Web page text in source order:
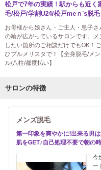
松戸で7年の実績！駅からも近
毛/松戸/学割U24/松戸meｎ's脱毛
お母様から娘さん・ご主人・息子
の輪が広がっているサロンです。
したい箇所のご相談だけでもOK！
ひプルメリスタで！【全身脱毛/メ
ル/八柱/都度払い】
サロンの特徴
メンズ脱毛
第一印象を爽やかに!出来る男
肌をGET♪自己処理不要で朝の
今
ー